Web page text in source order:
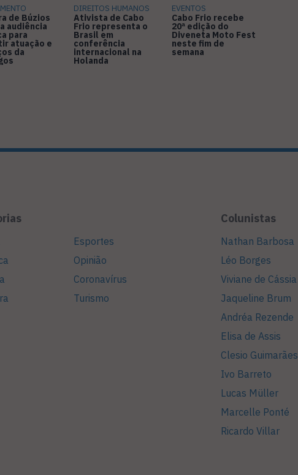
de Búzios
audiência
para
atuação e
da
DIREITOS HUMANOS
Ativista de Cabo
Frio representa o
Brasil em
conferência
internacional na
Holanda
EVENTOS
Cabo Frio recebe
20ª edição do
Diveneta Moto Fest
neste fim de
semana
Esportes
Opinião
Coronavírus
Turismo
Colunistas
Nathan Barbosa
Léo Borges
Viviane de Cássia
Jaqueline Brum
Andréa Rezende
Elisa de Assis
Clesio Guimarães
Ivo Barreto
Lucas Müller
Marcelle Ponté
Ricardo Villar